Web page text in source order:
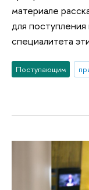
материале
для
специалитета
Поступающим